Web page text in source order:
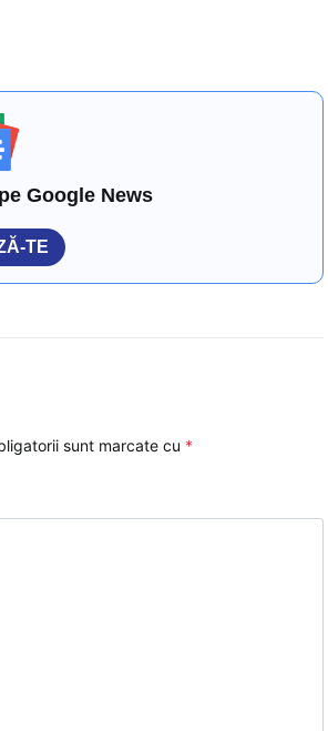
Google News
TE
sunt marcate cu *